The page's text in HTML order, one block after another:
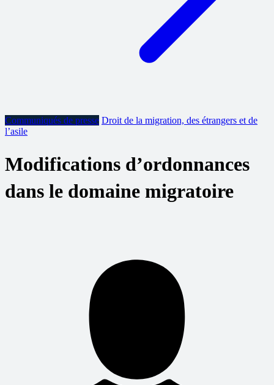
Communiqués de presse Droit de la migration, des étrangers et de
l’asile
Modifications d’ordonnances
dans le domaine migratoire